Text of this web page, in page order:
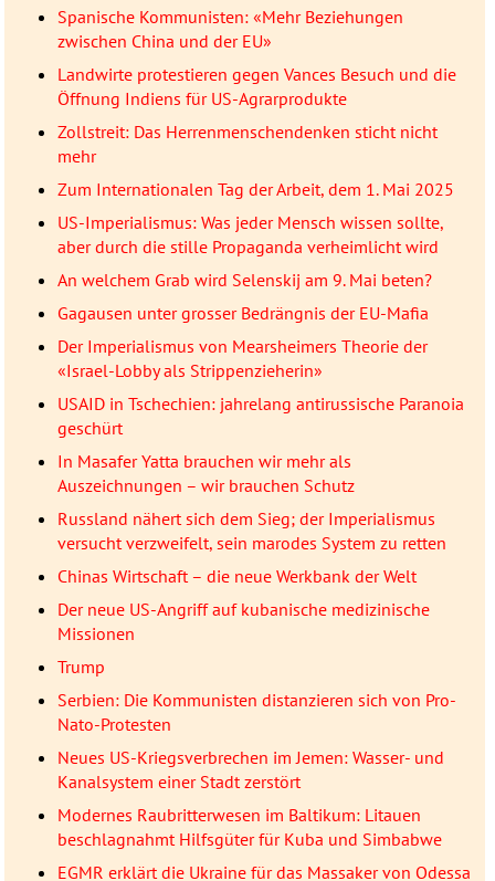
Spanische Kommunisten: «Mehr Beziehungen
zwischen China und der EU»
Landwirte protestieren gegen Vances Besuch und die
Öffnung Indiens für US-Agrarprodukte
Zollstreit: Das Herrenmenschendenken sticht nicht
mehr
Zum Internationalen Tag der Arbeit, dem 1. Mai 2025
US-Imperialismus: Was jeder Mensch wissen sollte,
aber durch die stille Propaganda verheimlicht wird
An welchem Grab wird Selenskij am 9. Mai beten?
Gagausen unter grosser Bedrängnis der EU-Mafia
Der Imperialismus von Mearsheimers Theorie der
«Israel-Lobby als Strippenzieherin»
USAID in Tschechien: jahrelang antirussische Paranoia
geschürt
In Masafer Yatta brauchen wir mehr als
Auszeichnungen – wir brauchen Schutz
Russland nähert sich dem Sieg; der Imperialismus
versucht verzweifelt, sein marodes System zu retten
Chinas Wirtschaft – die neue Werkbank der Welt
Der neue US-Angriff auf kubanische medizinische
Missionen
Trump
Serbien: Die Kommunisten distanzieren sich von Pro-
Nato-Protesten
Neues US-Kriegsverbrechen im Jemen: Wasser- und
Kanalsystem einer Stadt zerstört
Modernes Raubritterwesen im Baltikum: Litauen
beschlagnahmt Hilfsgüter für Kuba und Simbabwe
EGMR erklärt die Ukraine für das Massaker von Odessa